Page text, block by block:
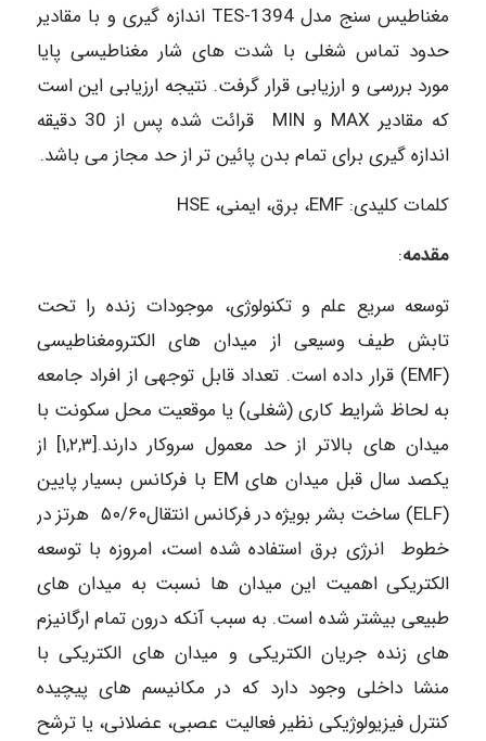
مغناطیس سنج مدل TES-1394 اندازه گیری و با مقادیر
حدود تماس شغلی با شدت های شار مغناطیسی پایا
مورد بررسی و ارزیابی قرار گرفت. نتیجه ارزیابی این است
که مقادیر MAX و MIN قرائت شده پس از 30 دقیقه
اندازه گیری برای تمام بدن پائین تر از حد مجاز می باشد.
کلمات کلیدی: EMF، برق، ایمنی، HSE
مقدمه:
توسعه سریع علم و تکنولوژی، موجودات زنده را تحت
تابش طیف وسیعی از میدان های الکترومغناطیسی
(EMF) قرار داده است. تعداد قابل توجهی از افراد جامعه
به لحاظ شرایط کاری (شغلی) یا موقعیت محل سکونت با
میدان های بالاتر از حد معمول سروکار دارند.[۱,۲,۳] از
یکصد سال قبل میدان های EM با فرکانس بسیار پایین
(ELF) ساخت بشر بویژه در فرکانس انتقال۵۰/۶۰ هرتز در
خطوط انرژی برق استفاده شده است، امروزه با توسعه
الکتریکی اهمیت این میدان ها نسبت به میدان های
طبیعی بیشتر شده است. به سبب آنکه درون تمام ارگانیزم
های زنده جریان الکتریکی و میدان های الکتریکی با
منشا داخلی وجود دارد که در مکانیسم های پیچیده
کنترل فیزیولوژیکی نظیر فعالیت عصبی، عضلانی، یا ترشح